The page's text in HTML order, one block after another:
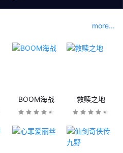
more...
BOOM海战 救赎之地